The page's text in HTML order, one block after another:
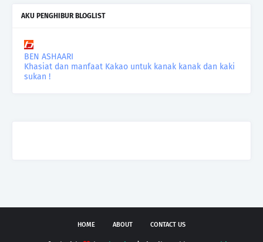
AKU PENGHIBUR BLOGLIST
BEN ASHAARI
Khasiat dan manfaat Kakao untuk kanak kanak dan kaki
sukan !
HOME ABOUT CONTACT US